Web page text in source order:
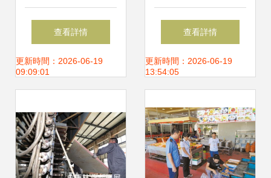
服務背后的全鏈條
守護
查看詳情
更新時間：2026-06-19
09:09:01
理實訓室 餐飲服務
模塊的實踐探索
查看詳情
更新時間：2026-06-19
13:54:05